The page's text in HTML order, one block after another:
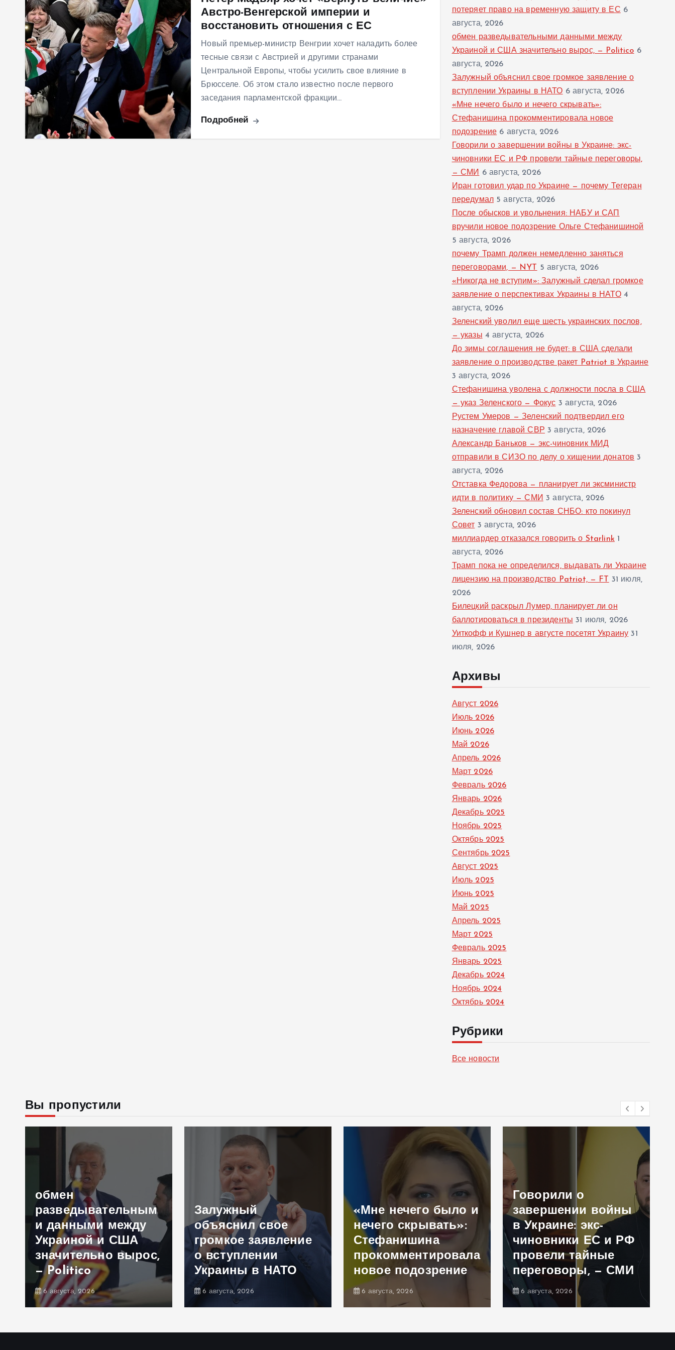
Австро-Венгерской империи и
восстановить отношения с ЕС
Новый премьер-министр Венгрии хочет наладить более
тесные связи с Австрией и другими странами
Центральной Европы, чтобы усилить свое влияние в
Брюсселе. Об этом стало известно после первого
заседания парламентской фракции…
Подробней
потеряет право на временную защиту в ЕС 6
августа, 2026
обмен разведывательными данными между
Украиной и США значительно вырос, — Politico 6
августа, 2026
Залужный объяснил свое громкое заявление о
вступлении Украины в НАТО 6 августа, 2026
«Мне нечего было и нечего скрывать»:
Стефанишина прокомментировала новое
подозрение 6 августа, 2026
Говорили о завершении войны в Украине: экс-
чиновники ЕС и РФ провели тайные переговоры,
— СМИ 6 августа, 2026
Иран готовил удар по Украине — почему Тегеран
передумал 5 августа, 2026
После обысков и увольнения: НАБУ и САП
вручили новое подозрение Ольге Стефанишиной
5 августа, 2026
почему Трамп должен немедленно заняться
переговорами, — NYT
5 августа, 2026
«Никогда не вступим»: Залужный сделал громкое
заявление о перспективах Украины в НАТО 4
августа, 2026
Зеленский уволил еще шесть украинских послов,
— указы 4 августа, 2026
До зимы соглашения не будет: в США сделали
заявление о производстве ракет Patriot в Украине
3 августа, 2026
Стефанишина уволена с должности посла в США
— указ Зеленского — Фокус 3 августа, 2026
Рустем Умеров — Зеленский подтвердил его
назначение главой СВР 3 августа, 2026
Александр Баньков — экс-чиновник МИД
отправили в СИЗО по делу о хищении донатов 3
августа, 2026
Отставка Федорова — планирует ли эксминистр
идти в политику — СМИ 3 августа, 2026
Зеленский обновил состав СНБО: кто покинул
Совет 3 августа, 2026
миллиардер отказался говорить о Starlink 1
августа, 2026
Трамп пока не определился, выдавать ли Украине
лицензию на производство Patriot, — FT
31 июля,
2026
Билецкий раскрыл Лумер, планирует ли он
баллотироваться в президенты 31 июля, 2026
Уиткофф и Кушнер в августе посетят Украину 31
июля, 2026
Архивы
Август 2026
Июль 2026
Июнь 2026
Май 2026
Апрель 2026
Март 2026
Февраль 2026
Январь 2026
Декабрь 2025
Ноябрь 2025
Октябрь 2025
Сентябрь 2025
Август 2025
Июль 2025
Июнь 2025
Май 2025
Апрель 2025
Март 2025
Февраль 2025
Январь 2025
Декабрь 2024
Ноябрь 2024
Октябрь 2024
Рубрики
Все новости
Вы пропустили
обмен
разведывательным
и данными между
Украиной и США
значительно вырос,
— Politico
6 августа, 2026
Залужный
объяснил свое
громкое заявление
о вступлении
Украины в НАТО
6 августа, 2026
«Мне нечего было и
нечего скрывать»:
Стефанишина
прокомментировала
новое подозрение
6 августа, 2026
Говорили о
завершении войны
в Украине: экс-
чиновники ЕС и РФ
провели тайные
переговоры, — СМИ
6 августа, 2026